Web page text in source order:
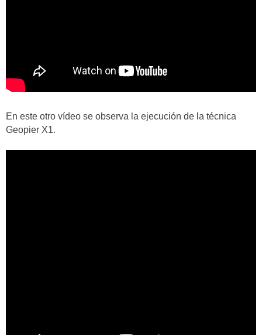
En este otro vídeo se observa la ejecución de la técnica
Geopier X1.